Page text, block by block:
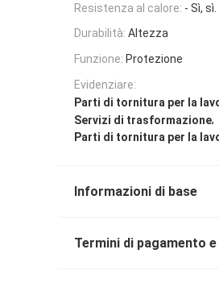
Resistenza al calore: - Sì, sì.
Durabilità: Altezza
Funzione: Protezione
Evidenziare:
Parti di tornitura per la
Servizi di trasformazione,
Parti di tornitura per la
Informazioni di base
Termini di pagamento